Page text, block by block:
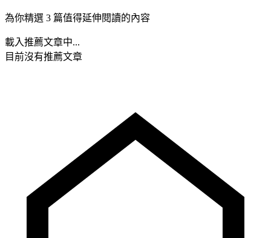
為你精選 3 篇值得延伸閱讀的內容
載入推薦文章中...
目前沒有推薦文章